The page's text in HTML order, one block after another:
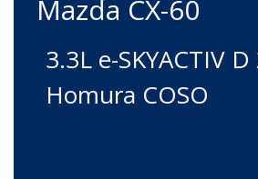
Mazda CX-60
3.3L e-SKYACTIV
Homura COSO